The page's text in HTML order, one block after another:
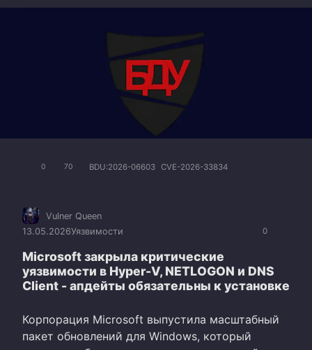
0 70 BDU:2026-06603 CVE-2026-33834
0
Vulner Queen
13.05.2026Уязвимости
Microsoft закрыла критические
уязвимости в Hyper-V, NETLOGON и DNS
Client - апдейты обязательны к установке
Корпорация Microsoft выпустила масштабный
пакет обновлений для Windows, который